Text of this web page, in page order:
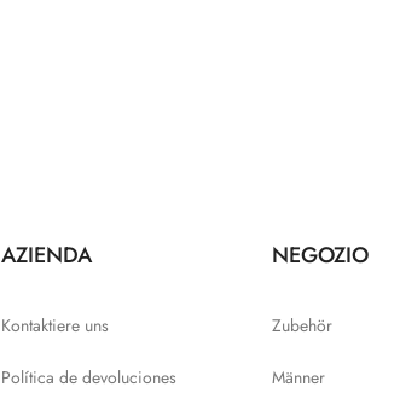
AZIENDA
Kontaktiere uns
Política de devoluciones
NEGOZIO
Zubehör
Männer